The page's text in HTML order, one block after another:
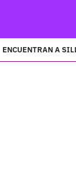
ENCUENTRAN A